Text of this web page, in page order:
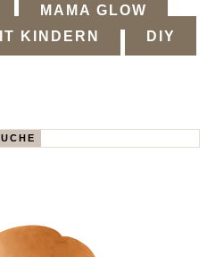
MAMA GLOW
KINDERN
DIY